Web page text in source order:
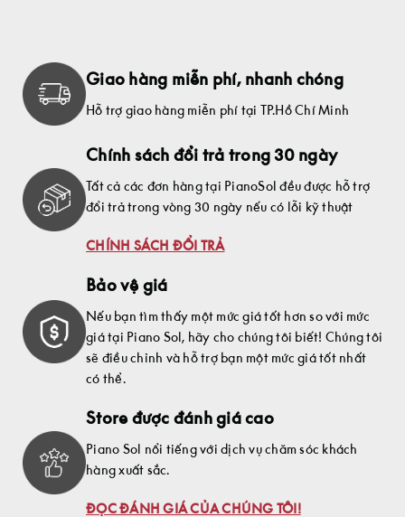
Giao hàng miễn phí, nhanh chóng
Hỗ trợ giao hàng miễn phí tại TP.Hồ Chí Minh
Chính sách đổi trả trong 30 ngày
Tất cả các đơn hàng tại PianoSol đều được hỗ trợ
đổi trả trong vòng 30 ngày nếu có lỗi kỹ thuật
CHÍNH SÁCH ĐỔI TRẢ
Bảo vệ giá
Nếu bạn tìm thấy một mức giá tốt hơn so với mức
giá tại Piano Sol, hãy cho chúng tôi biết! Chúng tôi
sẽ điều chỉnh và hỗ trợ bạn một mức giá tốt nhất
có thể.
Store được đánh giá cao
Piano Sol nổi tiếng với dịch vụ chăm sóc khách
hàng xuất sắc.
ĐỌC ĐÁNH GIÁ CỦA CHÚNG TÔI!